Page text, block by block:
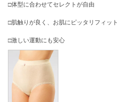
□体型に合わせてセレクトが自由
□肌触りが良く、お肌にピッタリフィット
□激しい運動にも安心